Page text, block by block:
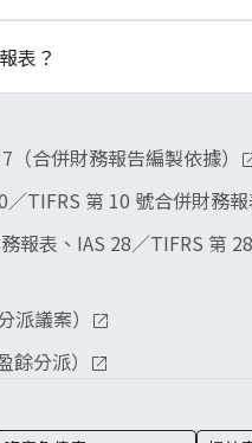
期損益，與歸屬於母公司
母公司個別（個體）報表
會等於合併報表中歸屬於
表？
公司財務報表的可分配盈餘
股利來源要回到母公司個
合併財務報告編製依據）
TIFRS 第 10 號合併財務報
報表、IAS 28／TIFRS 第
議案）
分派）